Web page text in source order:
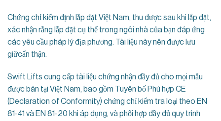
Chứng chỉ kiểm định lắp đặt Việt Nam, thu được sau khi lắp đặt,
xác nhận rằng lắp đặt cụ thể trong ngôi nhà của bạn đáp ứng
các yêu cầu pháp lý địa phương. Tài liệu này nên được lưu
giữcẩn thận.
Swift Lifts cung cấp tài liệu chứng nhận đầy đủ cho mọi mẫu
được bán tại Việt Nam, bao gồm Tuyên bố Phù hợp CE
(Declaration of Conformity) chứng chỉ kiểm tra loại theo EN
81-41 và EN 81-20 khi áp dụng, và phối hợp đầy đủ quy trình